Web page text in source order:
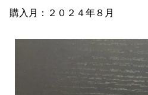
購入月：２０２４年８月